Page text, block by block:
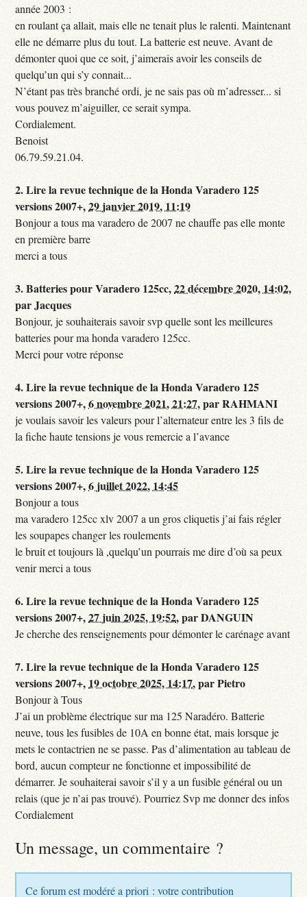
année 2003 :
en roulant ça allait, mais elle ne tenait plus le ralenti. Maintenant
elle ne démarre plus du tout. La batterie est neuve. Avant de
démonter quoi que ce soit, j’aimerais avoir les conseils de
quelqu’un qui s’y connait...
N’étant pas très branché ordi, je ne sais pas où m’adresser... si
vous pouvez m’aiguiller, ce serait sympa.
Cordialement.
Benoist
06.79.59.21.04.
2.Lire la revue technique de la Honda Varadero 125
versions 2007+,29 janvier 2019, 11:19
Bonjour a tous ma varadero de 2007 ne chauffe pas elle monte
en première barre
merci a tous
3.Batteries pour Varadero 125cc,22 décembre 2020, 14:02,
parJacques
Bonjour, je souhaiterais savoir svp quelle sont les meilleures
batteries pour ma honda varadero 125cc.
Merci pour votre réponse
4.Lire la revue technique de la Honda Varadero 125
versions 2007+,6 novembre 2021, 21:27,parRAHMANI
je voulais savoir les valeurs pour l’alternateur entre les 3 fils de
la fiche haute tensions je vous remercie a l’avance
5.Lire la revue technique de la Honda Varadero 125
versions 2007+,6 juillet 2022, 14:45
Bonjour a tous
ma varadero 125cc xlv 2007 a un gros cliquetis j’ai fais régler
les soupapes changer les roulements
le bruit et toujours là ,quelqu’un pourrais me dire d’où sa peux
venir merci a tous
6.Lire la revue technique de la Honda Varadero 125
versions 2007+,27 juin 2025, 19:52,parDANGUIN
Je cherche des renseignements pour démonter le carénage avant
7.Lire la revue technique de la Honda Varadero 125
versions 2007+, 19 octobre 2025, 14:17,parPietro
Bonjour à Tous
J’ai un problème électrique sur ma 125 Naradéro. Batterie
neuve, tous les fusibles de 10A en bonne état, mais lorsque je
mets le contactrien ne se passe. Pas d’alimentation au tableau de
bord, aucun compteur ne fonctionne et impossibilité de
démarrer. Je souhaiterai savoir s’il y a un fusible général ou un
relais (que je n’ai pas trouvé). Pourriez Svp me donner des infos
Cordialement
Un message, un commentaire ?
Ce forum est modéré a priori : votre contribution